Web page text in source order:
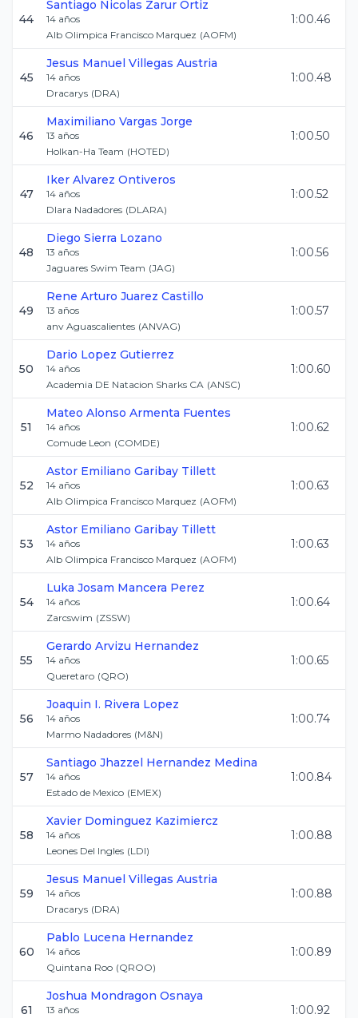
44
Santiago Nicolas Zarur Ortiz
14 años
Alb Olimpica Francisco Marquez (AOFM)
1:00.46
45
Jesus Manuel Villegas Austria
14 años
Dracarys (DRA)
1:00.48
46
Maximiliano Vargas Jorge
13 años
Holkan-Ha Team (HOTED)
1:00.50
47
Iker Alvarez Ontiveros
14 años
Dlara Nadadores (DLARA)
1:00.52
48
Diego Sierra Lozano
13 años
Jaguares Swim Team (JAG)
1:00.56
49
Rene Arturo Juarez Castillo
13 años
anv Aguascalientes (ANVAG)
1:00.57
50
Dario Lopez Gutierrez
14 años
Academia DE Natacion Sharks CA (ANSC)
1:00.60
51
Mateo Alonso Armenta Fuentes
14 años
Comude Leon (COMDE)
1:00.62
52
Astor Emiliano Garibay Tillett
14 años
Alb Olimpica Francisco Marquez (AOFM)
1:00.63
53
Astor Emiliano Garibay Tillett
14 años
Alb Olimpica Francisco Marquez (AOFM)
1:00.63
54
Luka Josam Mancera Perez
14 años
Zarcswim (ZSSW)
1:00.64
55
Gerardo Arvizu Hernandez
14 años
Queretaro (QRO)
1:00.65
56
Joaquin I. Rivera Lopez
14 años
Marmo Nadadores (M&N)
1:00.74
57
Santiago Jhazzel Hernandez Medina
14 años
Estado de Mexico (EMEX)
1:00.84
58
Xavier Dominguez Kazimiercz
14 años
Leones Del Ingles (LDI)
1:00.88
59
Jesus Manuel Villegas Austria
14 años
Dracarys (DRA)
1:00.88
60
Pablo Lucena Hernandez
14 años
Quintana Roo (QROO)
1:00.89
61
Joshua Mondragon Osnaya
13 años
1:00.92